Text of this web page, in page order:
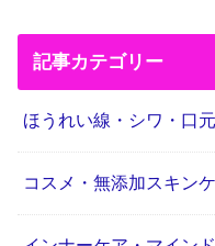
記事カテゴリー
ほうれい線・シワ・口
コスメ・無添加スキン